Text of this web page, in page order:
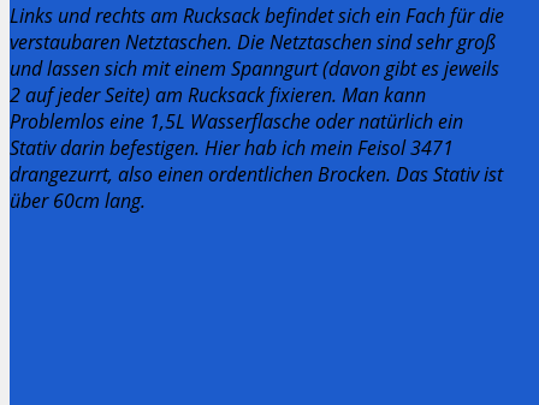
Links und rechts am Rucksack befindet sich ein Fach für die
verstaubaren Netztaschen. Die Netztaschen sind sehr groß
und lassen sich mit einem Spanngurt (davon gibt es jeweils
2 auf jeder Seite) am Rucksack fixieren. Man kann
Problemlos eine 1,5L Wasserflasche oder natürlich ein
Stativ darin befestigen. Hier hab ich mein Feisol 3471
drangezurrt, also einen ordentlichen Brocken. Das Stativ ist
über 60cm lang.